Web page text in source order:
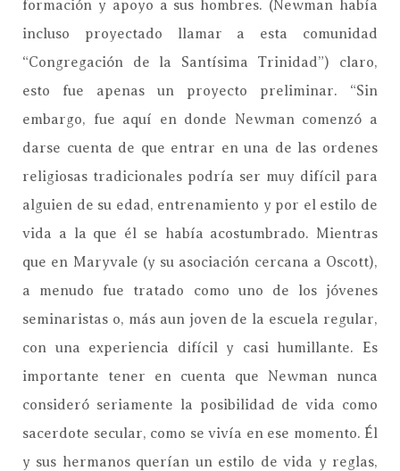
formación y apoyo a sus hombres. (Newman había
incluso proyectado llamar a esta comunidad
“Congregación de la Santísima Trinidad”) claro,
esto fue apenas un proyecto preliminar. “Sin
embargo, fue aquí en donde Newman comenzó a
darse cuenta de que entrar en una de las ordenes
religiosas tradicionales podría ser muy difícil para
alguien de su edad, entrenamiento y por el estilo de
vida a la que él se había acostumbrado. Mientras
que en Maryvale (y su asociación cercana a Oscott),
a menudo fue tratado como uno de los jóvenes
seminaristas o, más aun joven de la escuela regular,
con una experiencia difícil y casi humillante. Es
importante tener en cuenta que Newman nunca
consideró seriamente la posibilidad de vida como
sacerdote secular, como se vivía en ese momento. Él
y sus hermanos querían un estilo de vida y reglas,